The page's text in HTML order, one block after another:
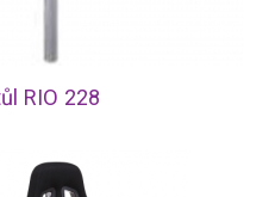
RIO 228